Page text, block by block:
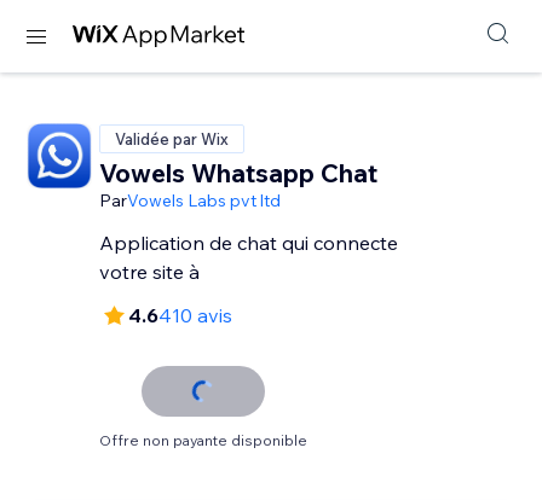
Validée par Wix
Vowels Whatsapp Chat
ParVowels Labs pvt ltd
Application de chat qui connecte
votre site à
4.6410 avis
Offre non payante disponible